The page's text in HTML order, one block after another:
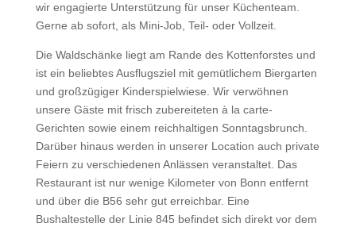
wir engagierte Unterstützung für unser Küchenteam.
Gerne ab sofort, als Mini-Job, Teil- oder Vollzeit.
Die Waldschänke liegt am Rande des Kottenforstes und
ist ein beliebtes Ausflugsziel mit gemütlichem Biergarten
und großzügiger Kinderspielwiese. Wir verwöhnen
unsere Gäste mit frisch zubereiteten à la carte-
Gerichten sowie einem reichhaltigen Sonntagsbrunch.
Darüber hinaus werden in unserer Location auch private
Feiern zu verschiedenen Anlässen veranstaltet. Das
Restaurant ist nur wenige Kilometer von Bonn entfernt
und über die B56 sehr gut erreichbar. Eine
Bushaltestelle der Linie 845 befindet sich direkt vor dem